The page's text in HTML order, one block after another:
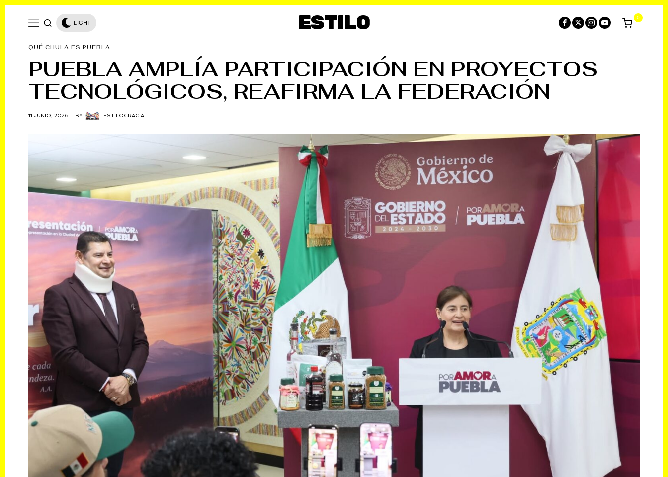
LIGHT ESTILO 0
QUÉ CHULA ES PUEBLA
PUEBLA AMPLÍA PARTICIPACIÓN EN PROYECTOS
TECNOLÓGICOS, REAFIRMA LA FEDERACIÓN
11 JUNIO, 2026 BY ESTILOCRACIA